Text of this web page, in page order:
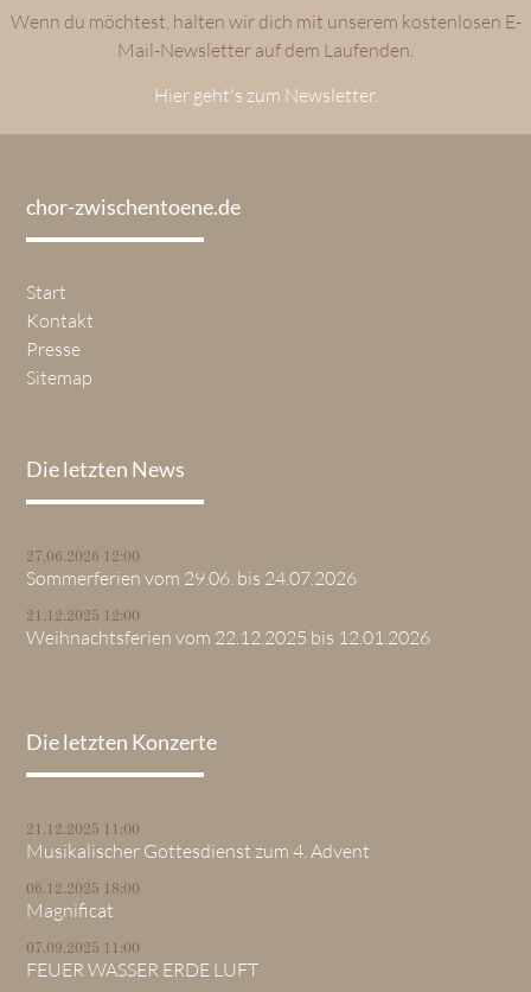
Wenn du möchtest, halten wir dich mit unserem kostenlosen E-
Mail-Newsletter auf dem Laufenden.
Hier geht's zum Newsletter.
chor-zwischentoene.de
Start
Kontakt
Presse
Sitemap
Die letzten News
27.06.2026 12:00
Sommerferien vom 29.06. bis 24.07.2026
21.12.2025 12:00
Weihnachtsferien vom 22.12.2025 bis 12.01.2026
Die letzten Konzerte
21.12.2025 11:00
Musikalischer Gottesdienst zum 4. Advent
06.12.2025 18:00
Magnificat
07.09.2025 11:00
FEUER WASSER ERDE LUFT